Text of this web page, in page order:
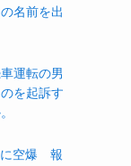
名前を出
運転の男
を起訴す
に空爆 報